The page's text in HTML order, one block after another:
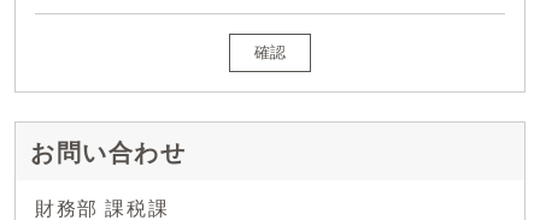
確認
お問い合わせ
財務部 課税課